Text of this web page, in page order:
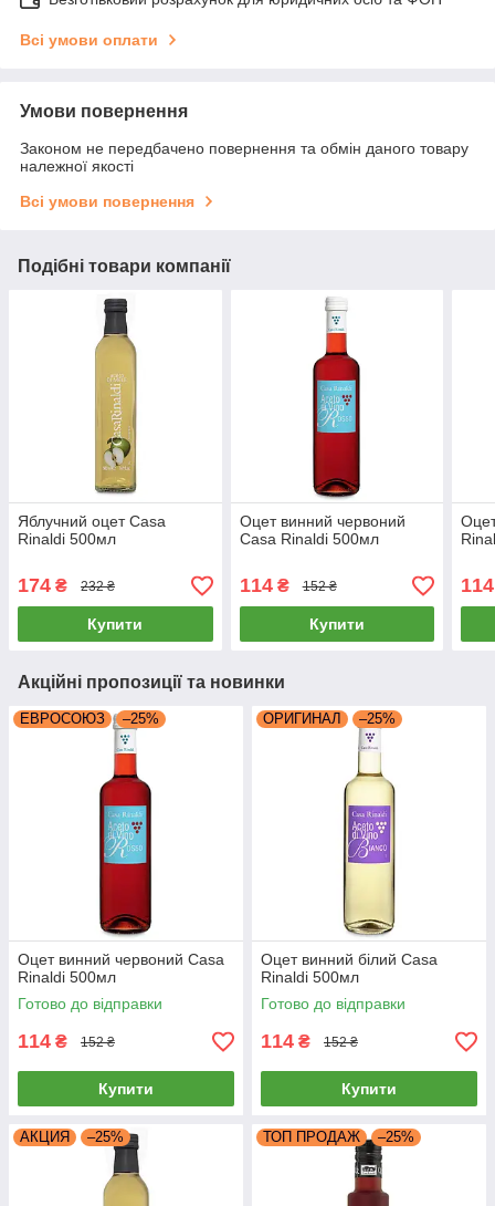
Всі умови оплати
Умови повернення
Законом не передбачено повернення та обмін даного товару
належної якості
Всі умови повернення
Подібні товари компанії
Яблучний оцет Casa
Rinaldi 500мл
174 ₴ 232 ₴
Купити
Оцет винний червоний
Casa Rinaldi 500мл
114₴ 152 ₴
Купити
114
Акційні пропозиції та новинки
ЕВРОСОЮЗ –25%
Оцет винний червоний Casa
Rinaldi 500мл
Готово до відправки
114 ₴ 152 ₴
Купити
ОРИГИНАЛ –25%
Оцет винний білий Casa
Rinaldi 500мл
Готово до відправки
114 ₴ 152 ₴
Купити
АКЦИЯ –25% ТОП ПРОДАЖ –25%